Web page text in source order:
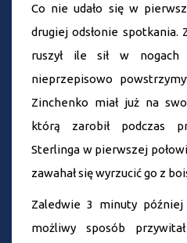
Co nie udało się w
drugiej odsłonie
ruszył ile sił w nogach
nieprzepisowo
Zinchenko miał już na
którą zarobił podczas
Sterlinga w pierwszej
zawahał się wyrzucić go z
Zaledwie 3 minuty
możliwy sposób